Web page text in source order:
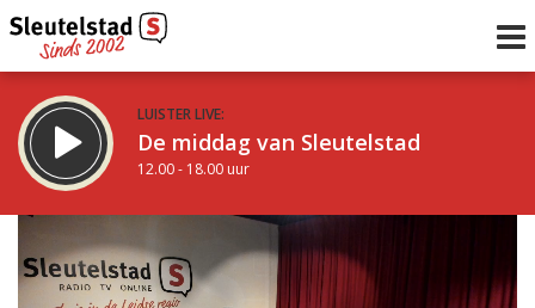
LUISTER LIVE:
De middag van Sleutelstad
12.00 - 18.00 uur
De avond van Sleutelstad
18.00 - 19.00 uur
Vorig uur
uur 1 van 0 Volgend uur